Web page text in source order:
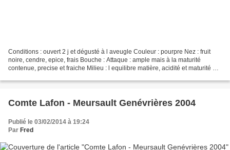
Conditions : ouvert 2 j et dégusté à l aveugle Couleur : pourpre Nez : fruit
noire, cendre, epice, frais Bouche : Attaque : ample mais à la maturité
contenue, precise et fraiche Milieu : l equilibre matière, acidité et maturité est
Comte Lafon - Meursault Genévrières 2004
Publié le 03/02/2014 à 19:24
Par Fred